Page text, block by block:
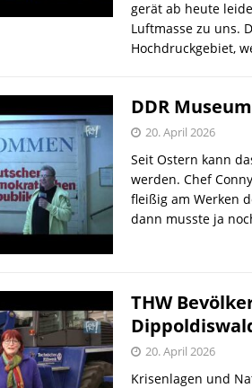
gerät ab heute
Luftmasse zu uns.
Hochdruckgebiet,
DDR
20. April 2026
Seit Ostern kann
werden. Chef
fleißig am Werken
dann musste ja
THW
20. April 2026
Krisenlagen und